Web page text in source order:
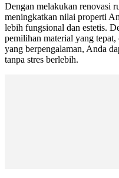
Dengan melakukan renovasi
meningkatkan nilai properti
lebih fungsional dan estetis.
pemilihan material yang
yang berpengalaman, Anda
tanpa stres berlebih.